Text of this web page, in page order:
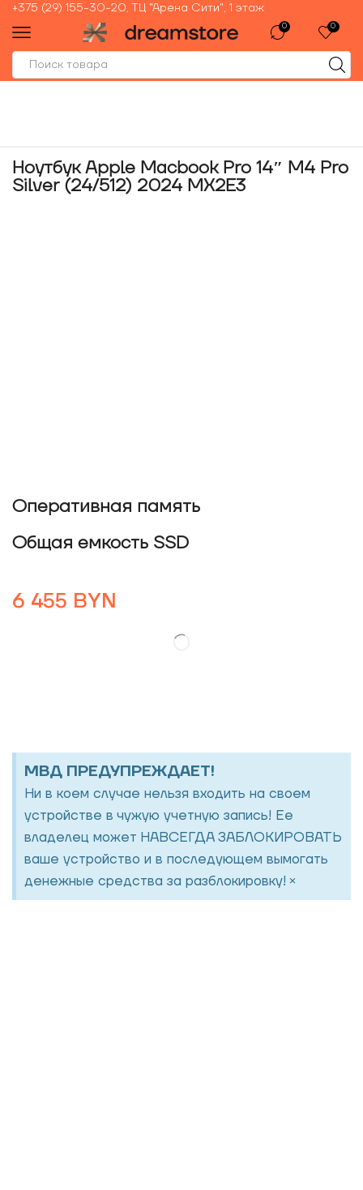
+375 (29) 155-30-20, ТЦ "Арена Сити", 1 этаж
0 0
Ноутбук Apple Macbook Pro 14″ M4 Pro
Silver (24/512) 2024 MX2E3
Оперативная память
Общая емкость SSD
6 455 BYN
МВД ПРЕДУПРЕЖДАЕТ!
Ни в коем случае нельзя входить на своем
устройстве в чужую учетную запись! Ее
владелец может НАВСЕГДА ЗАБЛОКИРОВАТЬ
ваше устройство и в последующем вымогать
денежные средства за разблокировку! ×